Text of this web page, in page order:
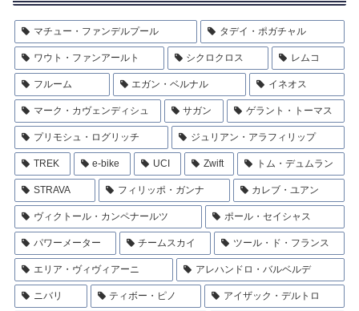
マチュー・ファンデルプール タデイ・ポガチャル
ワウト・ファンアールト シクロクロス レムコ
フルーム エガン・ベルナル イネオス
マーク・カヴェンディシュ サガン ゲラント・トーマス
プリモシュ・ログリッチ ジュリアン・アラフィリップ
TREK e-bike UCI Zwift トム・デュムラン
STRAVA フィリッポ・ガンナ カレブ・ユアン
ヴィクトール・カンペナールツ ポール・セイシャス
パワーメーター チームスカイ ツール・ド・フランス
エリア・ヴィヴィアーニ アレハンドロ・バルベルデ
ニバリ ティボー・ピノ アイザック・デルトロ